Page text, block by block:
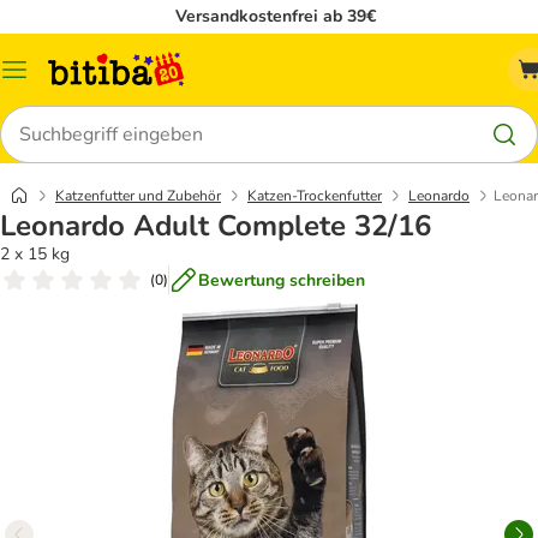
Versandkostenfrei ab 39€
Menü
Suchen
Katzenfutter und Zubehör Katzen-Trockenfutter Leonardo
Leonardo Adult Complete 32/16
2 x 15 kg
(0) Bewertung schreiben